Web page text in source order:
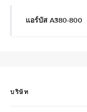
แอร์บัส A380-800